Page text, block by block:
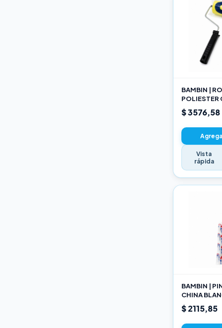
BAMBIN |
POLIESTER
22CM
$ 3576,58
Vista
rápida
BAMBIN |
CHINA
189 10
$ 2115,85